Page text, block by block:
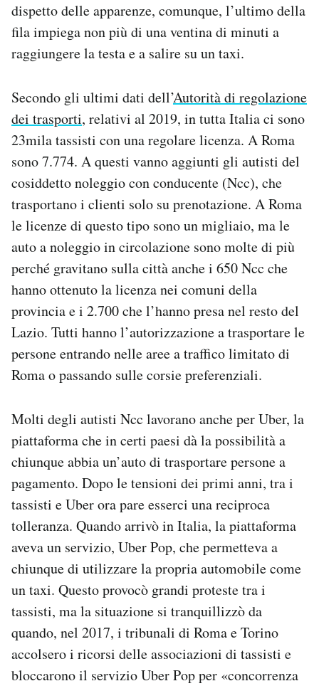
dispetto delle apparenze, comunque, l’ultimo della
fila impiega non più di una ventina di minuti a
raggiungere la testa e a salire su un taxi.
Secondo gli ultimi dati dell’Autorità di regolazione
dei trasporti, relativi al 2019, in tutta Italia ci sono
23mila tassisti con una regolare licenza. A Roma
sono 7.774. A questi vanno aggiunti gli autisti del
cosiddetto noleggio con conducente (Ncc), che
trasportano i clienti solo su prenotazione. A Roma
le licenze di questo tipo sono un migliaio, ma le
auto a noleggio in circolazione sono molte di più
perché gravitano sulla città anche i 650 Ncc che
hanno ottenuto la licenza nei comuni della
provincia e i 2.700 che l’hanno presa nel resto del
Lazio. Tutti hanno l’autorizzazione a trasportare le
persone entrando nelle aree a traffico limitato di
Roma o passando sulle corsie preferenziali.
Molti degli autisti Ncc lavorano anche per Uber, la
piattaforma che in certi paesi dà la possibilità a
chiunque abbia un’auto di trasportare persone a
pagamento. Dopo le tensioni dei primi anni, tra i
tassisti e Uber ora pare esserci una reciproca
tolleranza. Quando arrivò in Italia, la piattaforma
aveva un servizio, Uber Pop, che permetteva a
chiunque di utilizzare la propria automobile come
un taxi. Questo provocò grandi proteste tra i
tassisti, ma la situazione si tranquillizzò da
quando, nel 2017, i tribunali di Roma e Torino
accolsero i ricorsi delle associazioni di tassisti e
bloccarono il servizio Uber Pop per «concorrenza